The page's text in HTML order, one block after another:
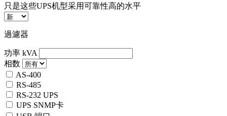
只是这些UPS机型采用可靠性高的水平
過濾器
功率 kVA
相数
AS-400
RS-485
RS-232 UPS
UPS SNMP卡